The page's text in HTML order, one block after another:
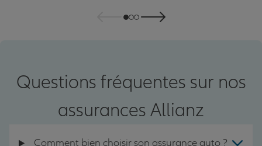
Questions fréquentes sur nos
assurances Allianz
Comment bien choisir son assurance auto ?